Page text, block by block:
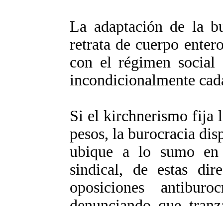
La adaptación de la
retrata de cuerpo
con el régimen social
incondicionalmente
Si el kirchnerismo fija
pesos, la burocracia
ubique a lo sumo
sindical, de estas
oposiciones